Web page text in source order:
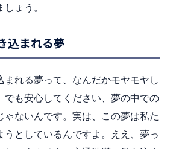
ょう。
込まれる夢
まれる夢って、なんだかモヤモヤし
でも安心してください、夢の中での
ゃないんです。実は、この夢は私た
うとしているんですよ。ええ、夢っ